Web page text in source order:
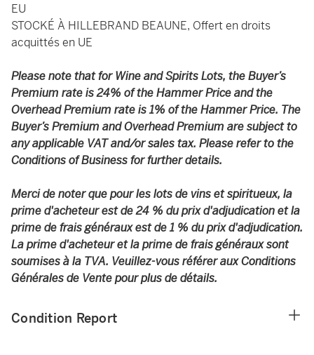
EU
STOCKÉ À HILLEBRAND BEAUNE, Offert en droits
acquittés en UE
Please note that for Wine and Spirits Lots, the Buyer’s
Premium rate is 24% of the Hammer Price and the
Overhead Premium rate is 1% of the Hammer Price. The
Buyer’s Premium and Overhead Premium are subject to
any applicable VAT and/or sales tax. Please refer to the
Conditions of Business for further details.
Merci de noter que pour les lots de vins et spiritueux, la
prime d'acheteur est de 24 % du prix d'adjudication et la
prime de frais généraux est de 1 % du prix d'adjudication.
La prime d'acheteur et la prime de frais généraux sont
soumises à la TVA. Veuillez-vous référer aux Conditions
Générales de Vente pour plus de détails.
Condition Report